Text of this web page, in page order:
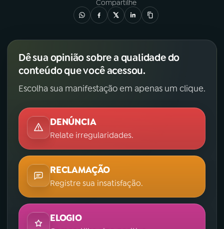
Compartilhe
Dê sua opinião sobre a qualidade do
conteúdo que você acessou.
Escolha sua manifestação em apenas um clique.
DENÚNCIA
Relate irregularidades.
RECLAMAÇÃO
Registre sua insatisfação.
ELOGIO